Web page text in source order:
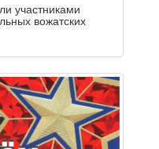
участниками
вожатских